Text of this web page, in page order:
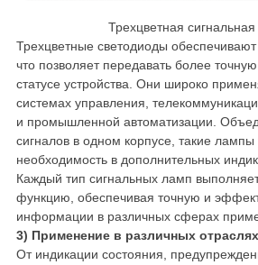
Трехцветная
Трехцветные светодиоды обеспечивают
что позволяет передавать более
статусе устройства. Они широко
системах управления,
и промышленной автоматизации.
сигналов в одном корпусе, такие
необходимость в дополнительных
Каждый тип сигнальных ламп
функцию, обеспечивая точную и
информации в различных сферах
3) Применение в различных отраслях
От индикации состояния,